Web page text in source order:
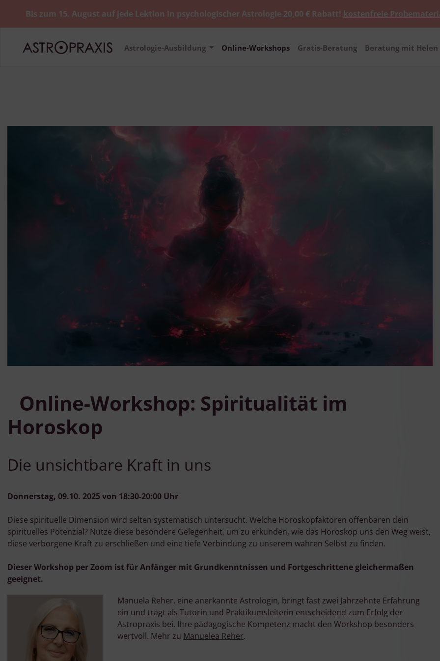
Bis zum 15. August auf jede Lektion in psychologischer Astrologie 20,00 € Rabatt! kostenfreie
Astrologie-Ausbildung Online-Workshops Gratis-Beratung Beratung mit Helen
Online-Workshop: Spiritualität im
Horoskop
Die unsichtbare Kraft in uns
Donnerstag, 09.10. 2025 von 18:30-20:00 Uhr
Diese spirituelle Dimension wird selten systematisch untersucht. Welche Horoskopfaktoren offenbaren dein
spirituelles Potenzial? Nutze diese besondere Gelegenheit, um zu erkunden, wie das Horoskop uns den Weg weist,
diese verborgene Kraft zu erschließen und eine tiefe Verbindung zu unserem wahren Selbst zu finden.
Dieser Workshop per Zoom ist für Anfänger mit Grundkenntnissen und Fortgeschrittene gleichermaßen
geeignet.
Manuela Reher, eine anerkannte Astrologin, bringt fast zwei Jahrzehnte Erfahrung
ein und trägt als Tutorin und Praktikumsleiterin entscheidend zum Erfolg der
Astropraxis bei. Ihre pädagogische Kompetenz macht den Workshop besonders
wertvoll. Mehr zu Manuelea Reher.